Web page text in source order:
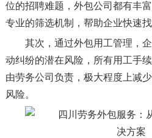
位的招聘难题，外包公司都有丰
专业的筛选机制，帮助企业快速
其次，通过外包用工管理，企
动纠纷的潜在风险，所有用工手续
由劳务公司负责，极大程度上减少
风险。